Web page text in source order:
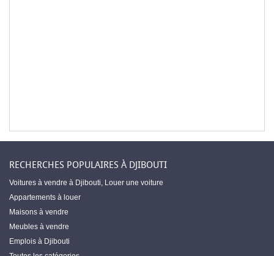
RECHERCHES POPULAIRES À DJIBOUTI
Voitures à vendre à Djibouti, Louer une voiture
Appartements à louer
Maisons à vendre
Meubles à vendre
Emplois à Djibouti